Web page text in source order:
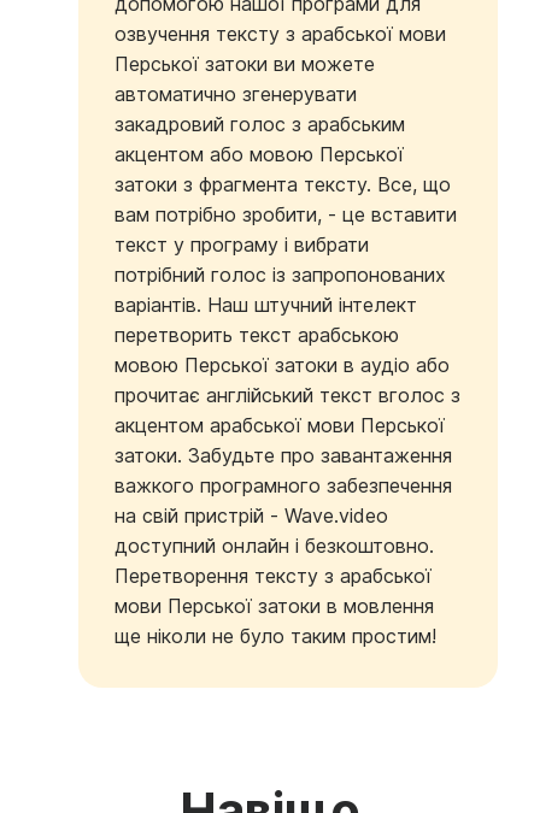
озвучення тексту з арабської мови
Перської затоки ви можете
автоматично згенерувати
закадровий голос з арабським
акцентом або мовою Перської
затоки з фрагмента тексту. Все, що
вам потрібно зробити, - це вставити
текст у програму і вибрати
потрібний голос із запропонованих
варіантів. Наш штучний інтелект
перетворить текст арабською
мовою Перської затоки в аудіо або
прочитає англійський текст вголос з
акцентом арабської мови Перської
затоки. Забудьте про завантаження
важкого програмного забезпечення
на свій пристрій - Wave.video
доступний онлайн і безкоштовно.
Перетворення тексту з арабської
мови Перської затоки в мовлення
ще ніколи не було таким простим!